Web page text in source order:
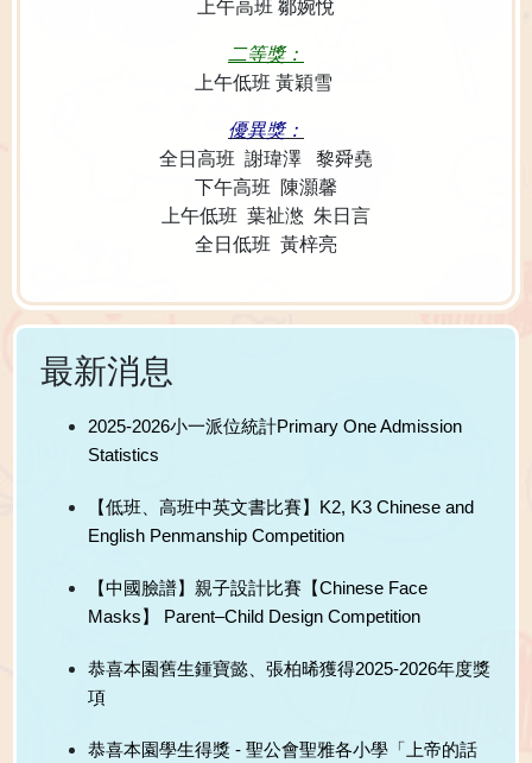
上午高班 鄒婉悅
二等獎：
上午低班 黃穎雪
優異獎：
全日高班 謝瑋澤 黎舜堯
下午高班 陳灝馨
上午低班 葉祉滺 朱日言
全日低班 黃梓亮
最新消息
2025-2026小一派位統計Primary One Admission
Statistics
【低班、高班中英文書比賽】K2, K3 Chinese and
English Penmanship Competition
【中國臉譜】親子設計比賽【Chinese Face
Masks】 Parent–Child Design Competition
恭喜本園舊生鍾寶懿、張柏晞獲得2025-2026年度獎
項
恭喜本園學生得獎 - 聖公會聖雅各小學「上帝的話